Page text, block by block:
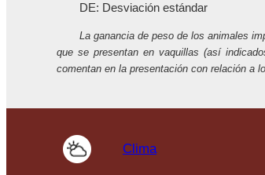
DE: Desviación estándar
La ganancia de peso de los animales
que se presentan en vaquillas (así
comentan en la presentación con relación a
Clima